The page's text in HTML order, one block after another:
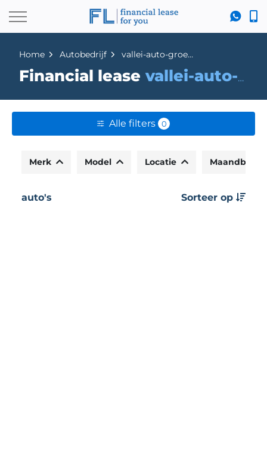
Home Autobedrijf vallei-auto-groep-veenendaal-seat-/-skoda
Financial leasevallei-auto-groep-veenendaal-seat-/-skoda
Alle filters 0
Merk Model Locatie
auto's Sorteer op